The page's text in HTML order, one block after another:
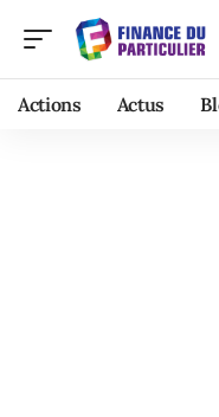
Actions Actus